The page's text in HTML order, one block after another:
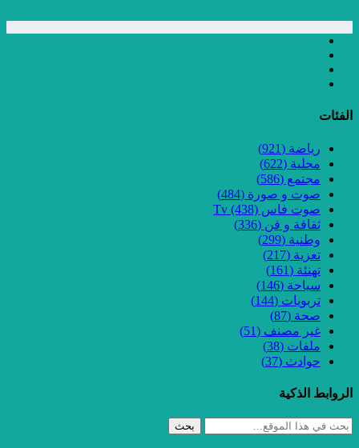
الفئات
رياضة (921)
محلية (622)
مجتمع (586)
صوت و صورة (484)
صوت فاس Tv (438)
ثقافة و فن (336)
وطنية (299)
تعزية (217)
تهنئة (161)
سياحة (146)
تربويات (144)
صحة (87)
غير مصنف (51)
ملفات (38)
حوادث (37)
الروابط الذكية
بحث